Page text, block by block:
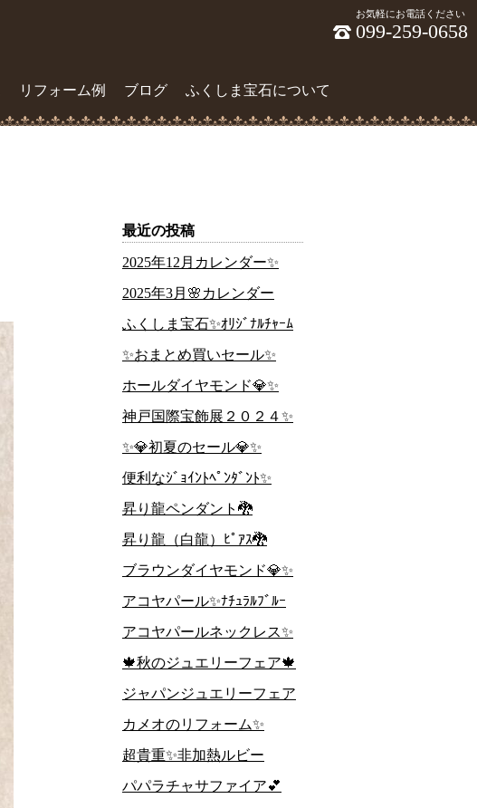
リフォーム例 ブログ ふくしま宝石について
お気軽にお電話ください
099-259-0658
最近の投稿
2025年12月カレンダー✨
2025年3月🌸カレンダー
ふくしま宝石✨ｵﾘｼﾞﾅﾙﾁｬｰﾑ
✨おまとめ買いセール✨
ホールダイヤモンド💎✨
神戸国際宝飾展２０２４✨
✨💎初夏のセール💎✨
便利なｼﾞｮｲﾝﾄﾍﾟﾝﾀﾞﾝﾄ✨
昇り龍ペンダント🐉
昇り龍（白龍）ﾋﾟｱｽ🐉
ブラウンダイヤモンド💎✨
アコヤパール✨ﾅﾁｭﾗﾙﾌﾞﾙｰ
アコヤパールネックレス✨
🍁秋のジュエリーフェア🍁
ジャパンジュエリーフェア
カメオのリフォーム✨
超貴重✨非加熱ルビー
パパラチャサファイア💕